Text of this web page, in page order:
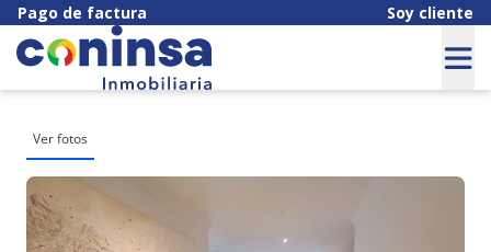
Pago de factura Soy cliente
Ver fotos